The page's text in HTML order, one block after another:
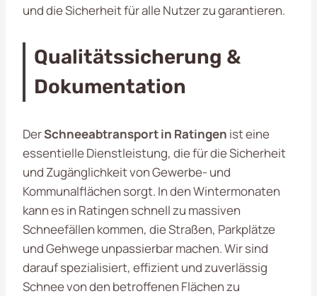
und die Sicherheit für alle Nutzer zu garantieren.
Qualitätssicherung &
Dokumentation
DerSchneeabtransport in Ratingen ist eine
essentielle Dienstleistung, die für die Sicherheit
und Zugänglichkeit von Gewerbe- und
Kommunalflächen sorgt. In den Wintermonaten
kann es in Ratingen schnell zu massiven
Schneefällen kommen, die Straßen, Parkplätze
und Gehwege unpassierbar machen. Wir sind
darauf spezialisiert, effizient und zuverlässig
Schnee von den betroffenen Flächen zu